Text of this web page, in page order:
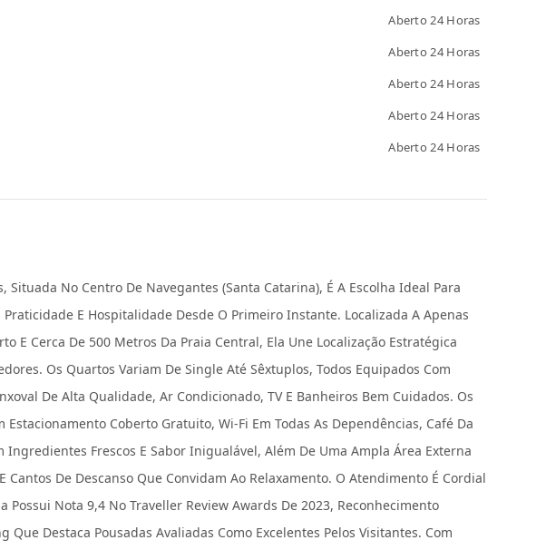
Aberto 24 Horas
Aberto 24 Horas
Aberto 24 Horas
Aberto 24 Horas
Aberto 24 Horas
Situada No Centro De Navegantes (Santa Catarina), É A Escolha Ideal Para
E Hospitalidade Desde O Primeiro Instante. Localizada A Apenas
E Cerca De 500 Metros Da Praia Central, Ela Une Localização Estratégica
Os Quartos Variam De Single Até Sêxtuplos, Todos Equipados Com
De Alta Qualidade, Ar Condicionado, TV E Banheiros Bem Cuidados. Os
Estacionamento Coberto Gratuito, Wi-Fi Em Todas As Dependências, Café Da
Ingredientes Frescos E Sabor Inigualável, Além De Uma Ampla Área Externa
Cantos De Descanso Que Convidam Ao Relaxamento. O Atendimento É Cordial
Possui Nota 9,4 No Traveller Review Awards De 2023, Reconhecimento
Que Destaca Pousadas Avaliadas Como Excelentes Pelos Visitantes. Com